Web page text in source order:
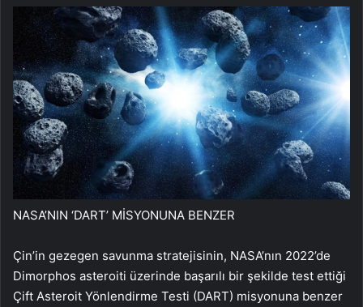
NASA’NIN ‘DART’ MİSYONUNA BENZER
Çin’in gezegen savunma stratejisinin, NASA’nın 2022’de
Dimorphos asteroiti üzerinde başarılı bir şekilde test ettiği
Çift Asteroit Yönlendirme Testi (DART) misyonuna benzer